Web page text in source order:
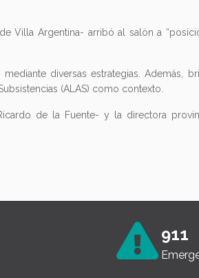
Villa Argentina- arribó al salón a
diversas estrategias. Además,
(ALAS) como contexto.
de la Fuente- y la directora
911